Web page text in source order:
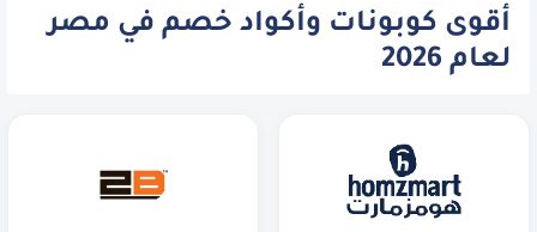
أقوى كوبونات وأكواد خصم في مصر
لعام 2026